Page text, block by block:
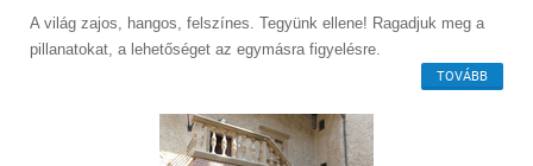
A világ zajos, hangos, felszínes. Tegyünk ellene! Ragadjuk meg a
pillanatokat, a lehetőséget az egymásra figyelésre.
TOVÁBB